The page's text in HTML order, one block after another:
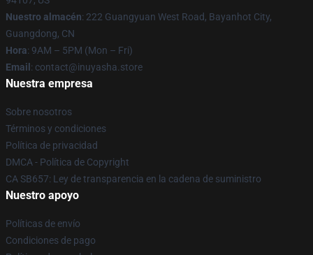
Nuestro almacén: 222 Guangyuan West Road, Bayanhot City,
Guangdong, CN
Hora: 9AM – 5PM (Mon – Fri)
Email : contact@inuyasha.store
Nuestra empresa
Sobre nosotros
Términos y condiciones
Política de privacidad
DMCA - Política de Copyright
CA SB657: Ley de transparencia en la cadena de suministro
Nuestro apoyo
Políticas de envío
Condiciones de pago